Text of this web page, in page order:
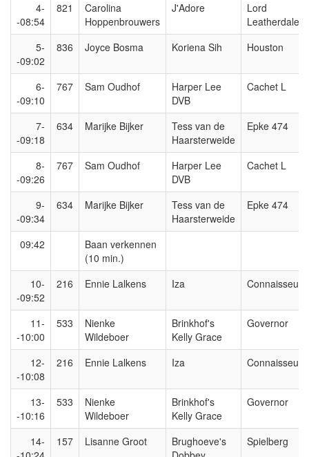
4-
-08:54
821
Carolina
Hoppenbrouwers
J'Adore
Lord
Leatherdale
5-
-09:02
836 Joyce Bosma Koriena Sih Houston
6-
-09:10
767 Sam Oudhof
Harper Lee
DVB
Cachet L
7-
-09:18
634 Marijke Bijker
Tess van de
Haarsterweide
Epke 474
8-
-09:26
767 Sam Oudhof
Harper Lee
DVB
Cachet L
9-
-09:34
634 Marijke Bijker
Tess van de
Haarsterweide
Epke 474
09:42
Baan verkennen
(10 min.)
10-
-09:52
216 Ennie Lalkens Iza Connaisseur
11-
-10:00
533
Nienke
Wildeboer
Brinkhof's
Kelly Grace
Governor
12-
-10:08
216 Ennie Lalkens Iza Connaisseur
13-
-10:16
533
Nienke
Wildeboer
Brinkhof's
Kelly Grace
Governor
14-
157 Lisanne Groot
Brughoeve's
Spielberg